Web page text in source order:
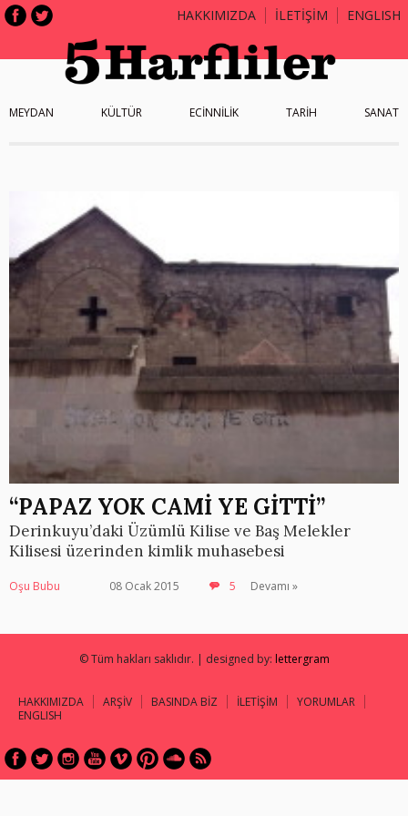
HAKKIMIZDA İLETİŞİM ENGLISH
MEYDAN KÜLTÜR ECİNNİLİK TARİH SANAT
“PAPAZ YOK CAMİ YE GİTTİ”
Derinkuyu’daki Üzümlü Kilise ve Baş Melekler
Kilisesi üzerinden kimlik muhasebesi
Oşu Bubu 08 Ocak 2015 5 Devamı »
© Tüm hakları saklıdır. | designed by: lettergram
HAKKIMIZDA ARŞİV BASINDA BİZ İLETİŞİM
YORUMLAR
ENGLISH